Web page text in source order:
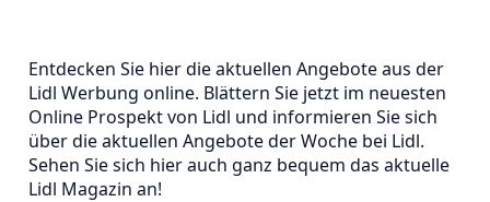
Entdecken Sie hier die aktuellen Angebote aus der
Lidl Werbung online. Blättern Sie jetzt im neuesten
Online Prospekt von Lidl und informieren Sie sich
über die aktuellen Angebote der Woche bei Lidl.
Sehen Sie sich hier auch ganz bequem das aktuelle
Lidl Magazin an!